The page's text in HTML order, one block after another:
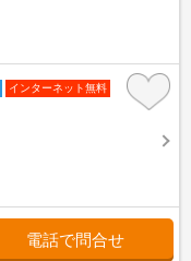
インターネット無料
電話で問合せ